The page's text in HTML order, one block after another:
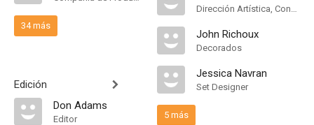
34 más
Edición
Don Adams
Editor
Dirección Artística, Construction Coordinator
John Richoux
Decorados
Jessica Navran
Set Designer
5 más